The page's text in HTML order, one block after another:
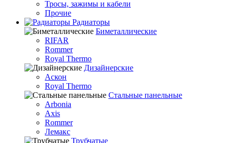
Тросы, зажимы и кабели
Прочие
Радиаторы
Биметаллические
RIFAR
Rommer
Royal Thermo
Дизайнерские
Аскон
Royal Thermo
Стальные панельные
Arbonia
Axis
Rommer
Лемакс
Трубчатые